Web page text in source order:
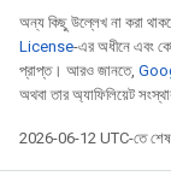
অন্য কিছু উল্লেখ না করা
License-এর অধীনে এবং
প্রাপ্ত। আরও জানতে,
অথবা তার অ্যাফিলিয়েট
2026-06-12 UTC-তে